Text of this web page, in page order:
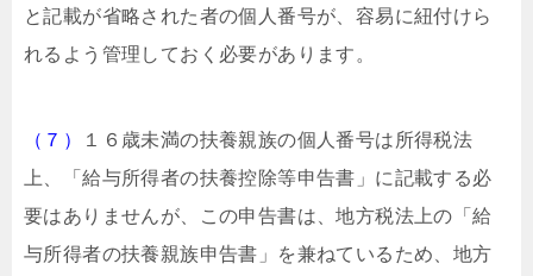
と記載が省略された者の個人番号が、容易に紐付けら
れるよう管理しておく必要があります。
（７）
１６歳未満の扶養親族の個人番号は所得税法
上、「給与所得者の扶養控除等申告書」に記載する必
要はありませんが、この申告書は、地方税法上の「給
与所得者の扶養親族申告書」を兼ねているため、地方